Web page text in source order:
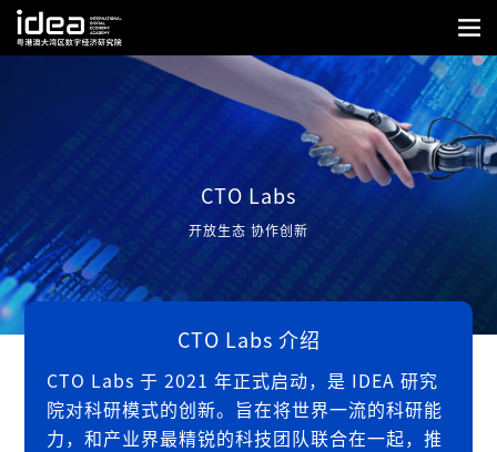
CTO Labs
开放生态 协作创新
CTO Labs 介绍
CTO Labs 于 2021 年正式启动，是 IDEA 研究
院对科研模式的创新。旨在将世界一流的科研能
力，和产业界最精锐的科技团队联合在一起，推